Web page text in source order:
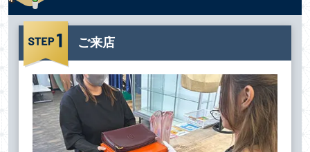
ご来店